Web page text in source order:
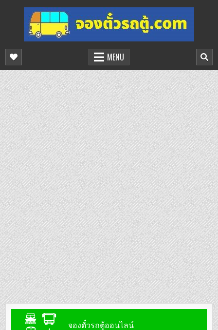
content
จองตั๋วรถตู้ออนไลน์
บริการจองตั๋วรถตู้ออนไลน์
MENU
จองตั๋วรถตู้ออนไลน์